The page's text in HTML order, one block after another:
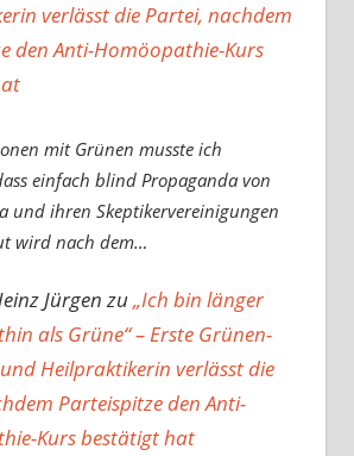
verlässt die Partei, nachdem
den Anti-Homöopathie-Kurs
mit Grünen musste ich
einfach blind Propaganda von
und ihren Skeptikervereinigungen
wird nach dem…
Jürgenzu„Ich bin länger
als Grüne“ – Erste Grünen-
Heilpraktikerin verlässt die
Parteispitze den Anti-
Kurs bestätigt hat